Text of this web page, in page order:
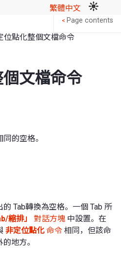
繁體中文
位點化整個文檔命令
文檔命令
的空格。
Tab轉換為空格。一個 Tab 所
縮排」 對話方塊 中設置。在
非定位點化 命令 相同，但該命
地方。
< Page contents